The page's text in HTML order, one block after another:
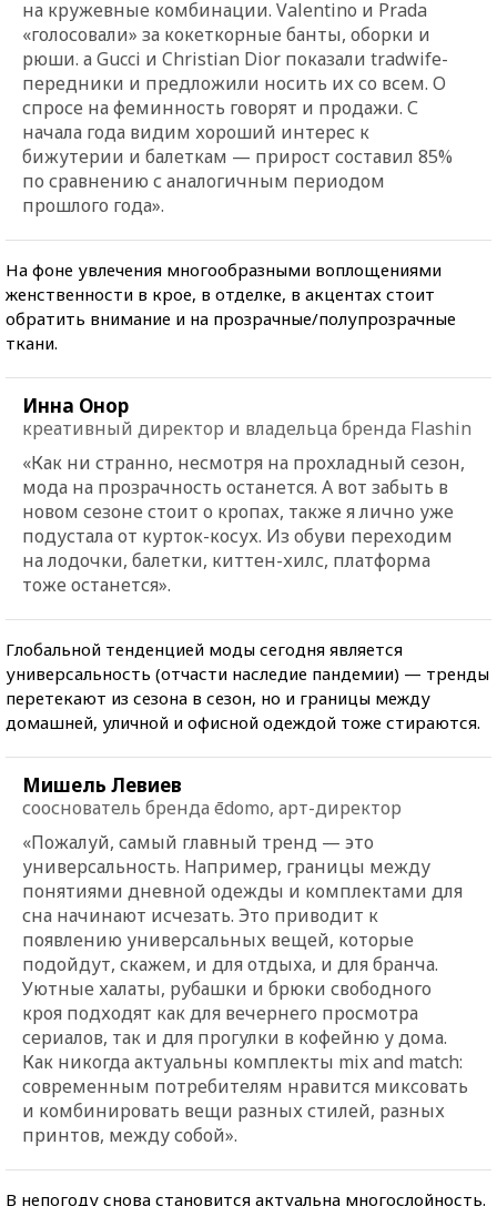
на кружевные комбинации. Valentino и Prada
«голосовали» за кокеткорные банты, оборки и
рюши. а Gucci и Christian Dior показали tradwife-
передники и предложили носить их со всем. О
спросе на феминность говорят и продажи. С
начала года видим хороший интерес к
бижутерии и балеткам — прирост составил 85%
по сравнению с аналогичным периодом
прошлого года».
На фоне увлечения многообразными воплощениями
женственности в крое, в отделке, в акцентах стоит
обратить внимание и на прозрачные/полупрозрачные
ткани.
Инна Онор
креативный директор и владельца бренда Flashin
«Как ни странно, несмотря на прохладный сезон,
мода на прозрачность останется. А вот забыть в
новом сезоне стоит о кропах, также я лично уже
подустала от курток-косух. Из обуви переходим
на лодочки, балетки, киттен-хилс, платформа
тоже останется».
Глобальной тенденцией моды сегодня является
универсальность (отчасти наследие пандемии) — тренды
перетекают из сезона в сезон, но и границы между
домашней, уличной и офисной одеждой тоже стираются.
Мишель Левиев
сооснователь бренда ēdomo, арт-директор
«Пожалуй, самый главный тренд — это
универсальность. Например, границы между
понятиями дневной одежды и комплектами для
сна начинают исчезать. Это приводит к
появлению универсальных вещей, которые
подойдут, скажем, и для отдыха, и для бранча.
Уютные халаты, рубашки и брюки свободного
кроя подходят как для вечернего просмотра
сериалов, так и для прогулки в кофейню у дома.
Как никогда актуальны комплекты mix and match:
современным потребителям нравится миксовать
и комбинировать вещи разных стилей, разных
принтов, между собой».
В непогоду снова становится актуальна многослойность.